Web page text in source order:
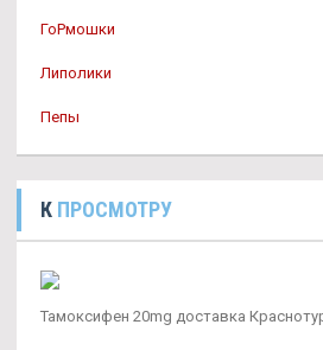
ГоРмошки
Липолики
Пепы
К ПРОСМОТРУ
Тамоксифен 20mg доставка